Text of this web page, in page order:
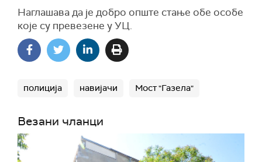
Наглашава да је добро опште стање обе особе
које су превезене у УЦ.
полиција навијачи Мост "Газела"
Везани чланци